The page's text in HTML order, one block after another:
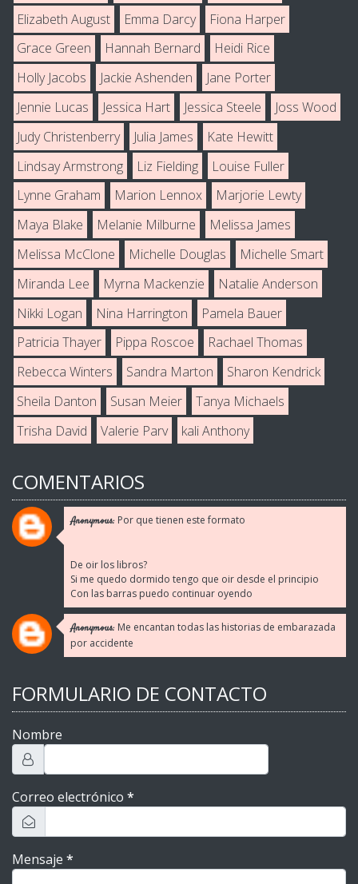
Elizabeth August
Emma Darcy
Fiona Harper
Grace Green
Hannah Bernard
Heidi Rice
Holly Jacobs
Jackie Ashenden
Jane Porter
Jennie Lucas
Jessica Hart Jessica Steele
Joss Wood
Judy Christenberry
Julia James
Kate Hewitt
Lindsay Armstrong
Liz Fielding
Louise Fuller
Lynne Graham
Marion Lennox
Marjorie Lewty
Maya Blake
Melanie Milburne
Melissa James
Melissa McClone
Michelle Douglas
Michelle Smart
Miranda Lee
Myrna Mackenzie
Natalie Anderson
Nikki Logan
Nina Harrington
Pamela Bauer
Patricia Thayer
Pippa Roscoe
Rachael Thomas
Rebecca Winters
Sandra Marton
Sharon Kendrick
Sheila Danton
Susan Meier
Tanya Michaels
Trisha David
Valerie Parv kali Anthony
COMENTARIOS
Anonymous: Por que tienen este formato
De oir los libros?
Si me quedo dormido tengo que oir desde el principio
Con las barras puedo continuar oyendo
Anonymous: Me encantan todas las historias de embarazada
por accidente
FORMULARIO DE CONTACTO
Nombre
Correo electrónico *
Mensaje *